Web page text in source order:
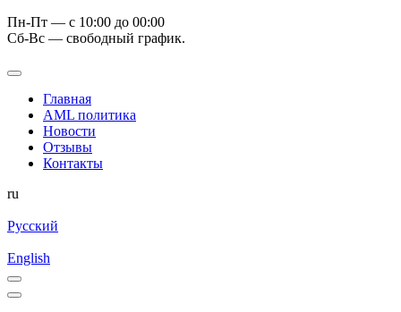
Пн-Пт — c 10:00 до 00:00
Сб-Вс — свободный график.
Главная
AML политика
Новости
Отзывы
Контакты
ru
Русский
English